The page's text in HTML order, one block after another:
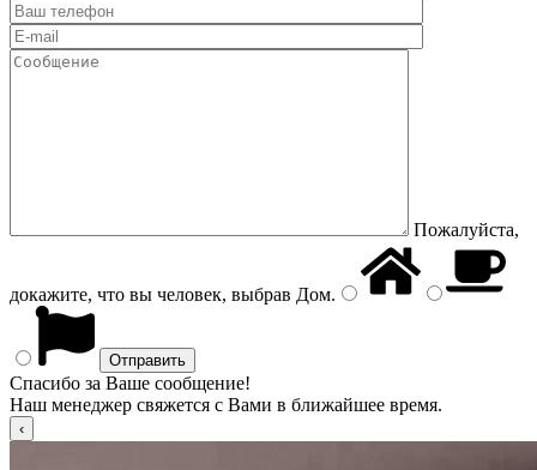
Пожалуйста,
докажите, что вы человек, выбрав Дом.
Спасибо за Ваше сообщение!
Наш менеджер свяжется с Вами в ближайшее время.